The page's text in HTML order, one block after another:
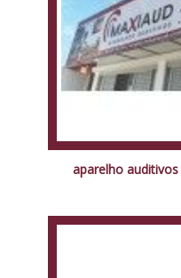
aparelho